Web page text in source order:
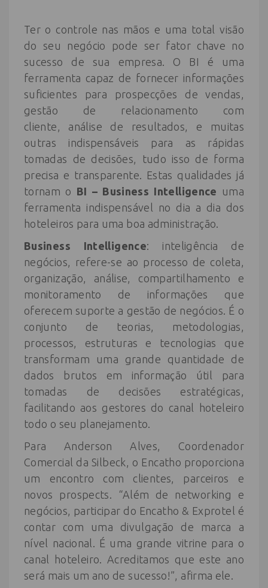
Ter o controle nas mãos e uma total visão
do seu negócio pode ser fator chave no
sucesso de sua empresa. O BI é uma
ferramenta capaz de fornecer informações
suficientes para prospecções de vendas,
gestão de relacionamento com
cliente, análise de resultados, e muitas
outras indispensáveis para as rápidas
tomadas de decisões, tudo isso de forma
precisa e transparente. Estas qualidades já
tornam o BI – Business Intelligence uma
ferramenta indispensável no dia a dia dos
hoteleiros para uma boa administração.
Business Intelligence: inteligência de
negócios, refere-se ao processo de coleta,
organização, análise, compartilhamento e
monitoramento de informações que
oferecem suporte a gestão de negócios. É o
conjunto de teorias, metodologias,
processos, estruturas e tecnologias que
transformam uma grande quantidade de
dados brutos em informação útil para
tomadas de decisões estratégicas,
facilitando aos gestores do canal hoteleiro
todo o seu planejamento.
Para Anderson Alves, Coordenador
Comercial da Silbeck, o Encatho proporciona
um encontro com clientes, parceiros e
novos prospects. “Além de networking e
negócios, participar do Encatho & Exprotel é
contar com uma divulgação de marca a
nível nacional. É uma grande vitrine para o
canal hoteleiro. Acreditamos que este ano
será mais um ano de sucesso!”, afirma ele.